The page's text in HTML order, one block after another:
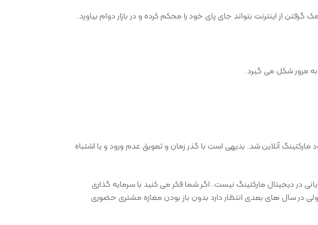
از اینترنت بتواند جای پای خود را محکم کرده و در بازار دوام بیاورد.
به مرور شکل می گیرد.
آنلاین شد. بدیهی است با گذر زمان و تعویق عدم ورود و یا اشتباه
در دیجیتال مارکتینگ نیست. اگر شما فکر می کنید با سرمایه گذاری
در سال های بعدی انتظار دارد بدون باز بودن مغازه مشتری حضوری